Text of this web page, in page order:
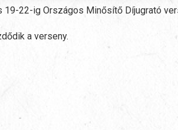
19-22-ig Országos Minősítő Díjugrató
a verseny.